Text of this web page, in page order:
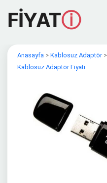
FİYATⓘ
Anasayfa > Kablosuz Adaptör>
Kablosuz Adaptör Fiyatı